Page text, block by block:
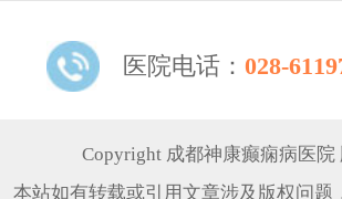
医院电话： 028-
Copyright 成都神康癫痫病医院
本站如有转载或引用文章涉及版权问题